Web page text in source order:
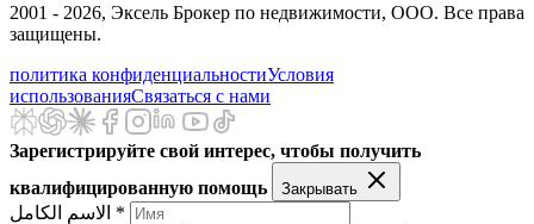
2001 - 2026, Эксель Брокер по недвижимости, ООО. Все права
защищены.
политика конфиденциальностиУсловия
использованияСвязаться с нами
Зарегистрируйте свой интерес, чтобы получить
квалифицированную помощь
Закрывать
الاسم الكامل *